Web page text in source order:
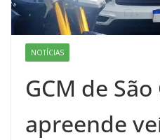
NOTÍCIAS
GCM de
apreende